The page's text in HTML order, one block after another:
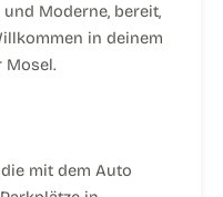
Moderne, bereit,
in deinem
Mosel.
mit dem Auto